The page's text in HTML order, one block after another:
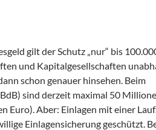
gilt der Schutz „nur“ bis
und Kapitalgesellschaften
schon genauer hinsehen. Beim
sind derzeit maximal 50
Euro). Aber: Einlagen mit einer
Einlagensicherung geschützt.